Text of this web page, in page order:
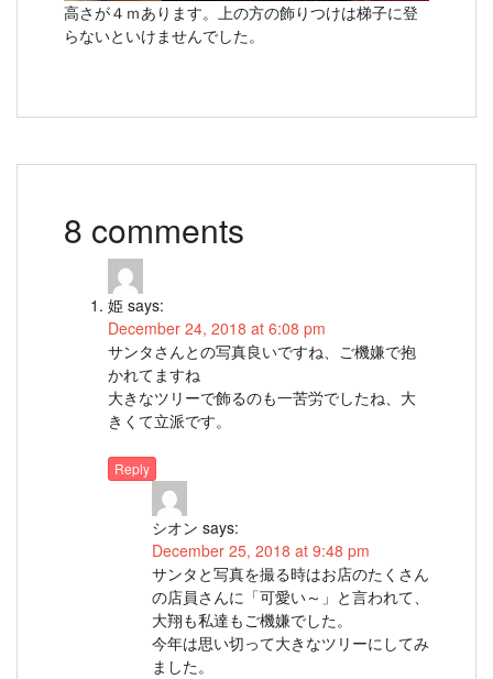
高さが４ｍあります。上の方の飾りつけは梯子に登
らないといけませんでした。
8 comments
姫 says:
December 24, 2018 at 6:08 pm
サンタさんとの写真良いですね、ご機嫌で抱
かれてますね
大きなツリーで飾るのも一苦労でしたね、大
きくて立派です。
Reply
シオン says:
December 25, 2018 at 9:48 pm
サンタと写真を撮る時はお店のたくさん
の店員さんに「可愛い～」と言われて、
大翔も私達もご機嫌でした。
今年は思い切って大きなツリーにしてみ
ました。